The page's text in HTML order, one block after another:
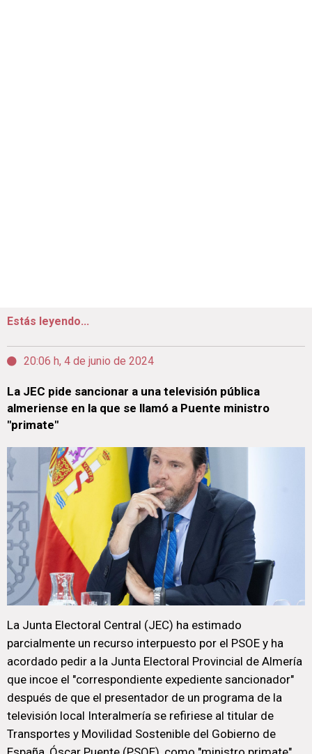
Estás leyendo...
20:06 h, 4 de junio de 2024
La JEC pide sancionar a una televisión pública
almeriense en la que se llamó a Puente ministro
"primate"
La Junta Electoral Central (JEC) ha estimado
parcialmente un recurso interpuesto por el PSOE y ha
acordado pedir a la Junta Electoral Provincial de Almería
que incoe el "correspondiente expediente sancionador"
después de que el presentador de un programa de la
televisión local Interalmería se refiriese al titular de
Transportes y Movilidad Sostenible del Gobierno de